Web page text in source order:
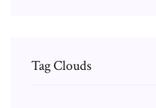
Tag Clouds